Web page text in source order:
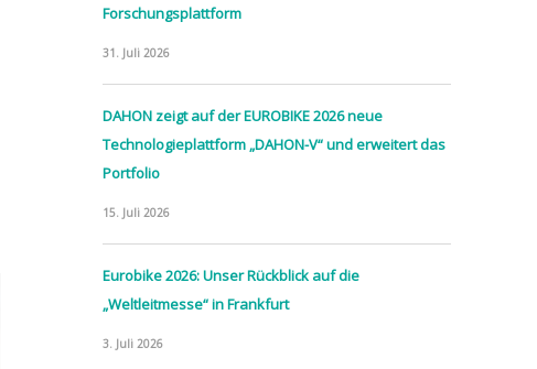
Forschungsplattform
31. Juli 2026
DAHON zeigt auf der EUROBIKE 2026 neue
Technologieplattform „DAHON-V“ und erweitert das
Portfolio
15. Juli 2026
Eurobike 2026: Unser Rückblick auf die
„Weltleitmesse“ in Frankfurt
3. Juli 2026